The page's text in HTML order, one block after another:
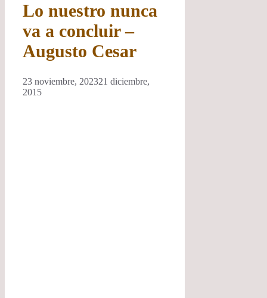
Lo nuestro nunca
va a concluir –
Augusto Cesar
23 noviembre, 202321 diciembre,
2015